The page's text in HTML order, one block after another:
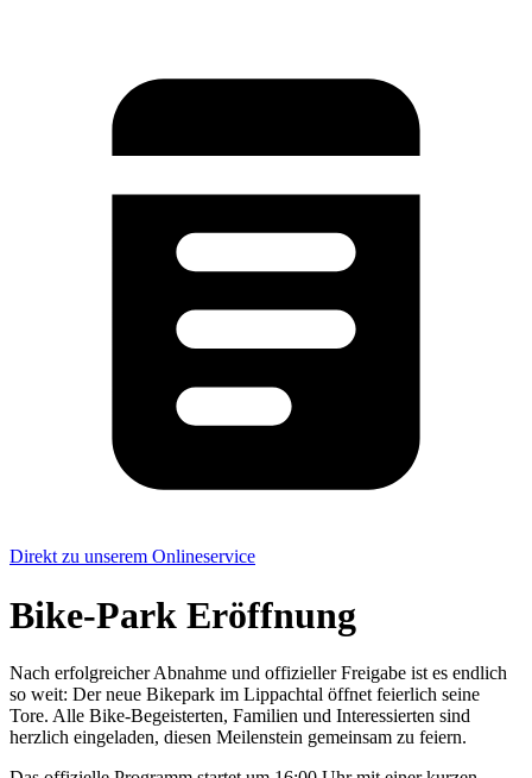
Direkt zu unserem Onlineservice
Bike-Park Eröffnung
Nach erfolgreicher Abnahme und offizieller Freigabe ist es endlich
so weit: Der neue Bikepark im Lippachtal öffnet feierlich seine
Tore. Alle Bike-Begeisterten, Familien und Interessierten sind
herzlich eingeladen, diesen Meilenstein gemeinsam zu feiern.